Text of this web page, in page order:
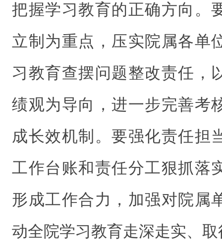
把握学习教育的正确方向。
立制为重点，压实院属各单
习教育查摆问题整改责任，
绩观为导向，进一步完善考
成长效机制。要强化责任担
工作台账和责任分工狠抓落
形成工作合力，加强对院属
动全院学习教育走深走实、